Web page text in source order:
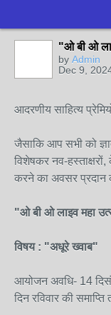
"ओ बी ओ
by Admin
Dec 9,
आदरणीय साहित्य
जैसाकि आप सभी को
विशेषकर नव-
करने का अवसर प्रदान
"ओ बी ओ लाइव महा
विषय : "अधूरे ख्वाब"
आयोजन अवधि- 14
दिन रविवार की